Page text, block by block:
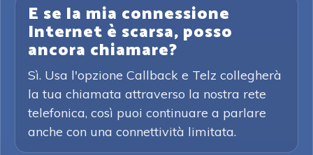
E se la mia connessione
Internet è scarsa, posso
ancora chiamare?
Sì. Usa l'opzione Callback e Telz collegherà
la tua chiamata attraverso la nostra rete
telefonica, così puoi continuare a parlare
anche con una connettività limitata.